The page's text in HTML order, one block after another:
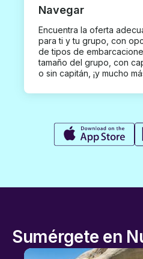
Navegar
Encuentra la oferta
para ti y tu grupo, con
de tipos de
tamaño del grupo, con
o sin capitán, ¡y mucho
Sumérgete en